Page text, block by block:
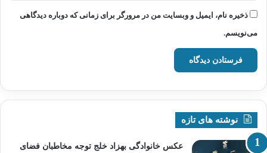
ذخیره نام، ایمیل و وبسایت من در مرورگر برای زمانی که دوباره دیدگاهی
می‌نویسم.
نوشته های تازه
عکس خانوادگی بهزاد خلج توجه مخاطبان فضای